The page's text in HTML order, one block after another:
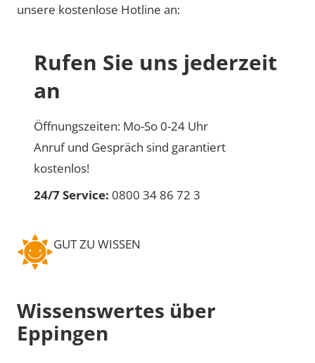
unsere kostenlose Hotline an:
Rufen Sie uns jederzeit
an
Öffnungszeiten: Mo-So 0-24 Uhr
Anruf und Gespräch sind garantiert
kostenlos!
24/7 Service: 0800 34 86 72 3
GUT ZU WISSEN
Wissenswertes über
Eppingen